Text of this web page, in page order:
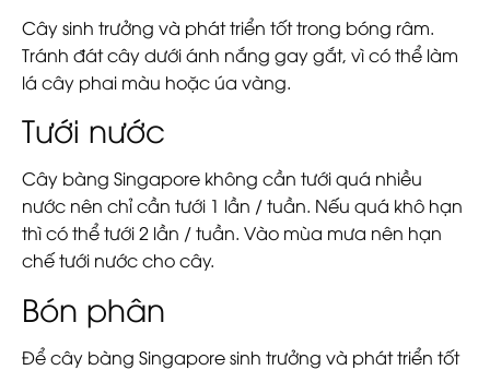
Cây sinh trưởng và phát triển tốt trong bóng râm.
Tránh đát cây dưới ánh nắng gay gắt, vì có thể làm
lá cây phai màu hoặc úa vàng.
Tưới nước
Cây bàng Singapore không cần tưới quá nhiều
nước nên chỉ cần tưới 1 lần / tuần. Nếu quá khô hạn
thì có thể tưới 2 lần / tuần. Vào mùa mưa nên hạn
chế tưới nước cho cây.
Bón phân
Để cây bàng Singapore sinh trưởng và phát triển tốt